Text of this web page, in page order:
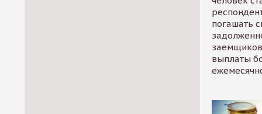
погашать
выплаты